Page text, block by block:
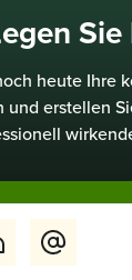
Sie
heute Ihre
und erstellen